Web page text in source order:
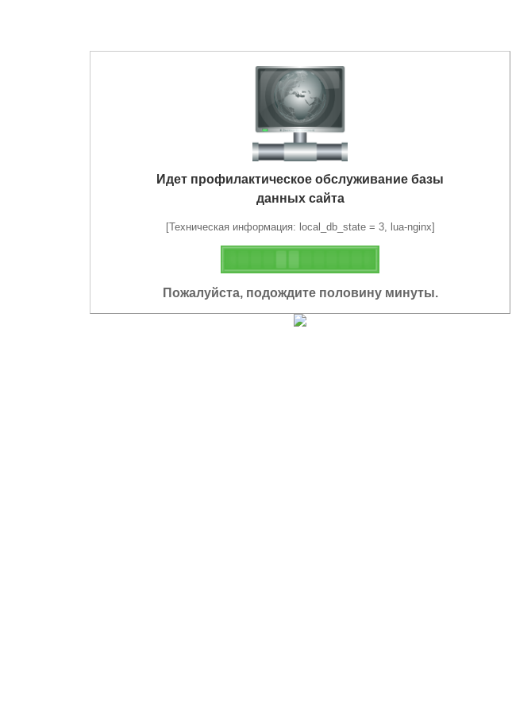
Идет профилактическое обслуживание базы
данных сайта
[Техническая информация: local_db_state = 3, lua-nginx]
Пожалуйста, подождите половину минуты.